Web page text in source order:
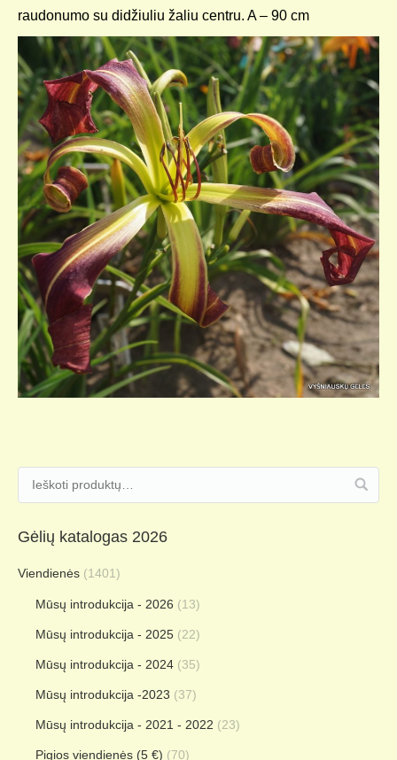
raudonumo su didžiuliu žaliu centru. A – 90 cm
Gėlių katalogas 2026
Viendienės (1401)
Mūsų introdukcija - 2026 (13)
Mūsų introdukcija - 2025 (22)
Mūsų introdukcija - 2024 (35)
Mūsų introdukcija -2023 (37)
Mūsų introdukcija - 2021 - 2022 (23)
Pigios viendienės (5 €) (70)